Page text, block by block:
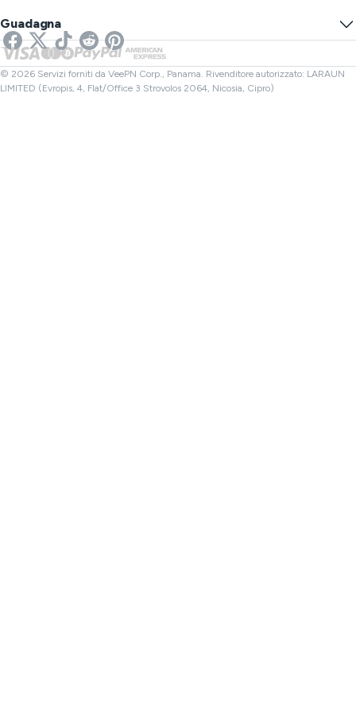
VPN per Streaming
VPN per Netflix
SMS online
Controllo Link
Controllo File
VPN Regno Unito
VPN Canada
VPN Turchia
Guadagna
Affiliati
© 2026 Servizi forniti da VeePN Corp., Panama. Rivenditore autorizzato: LARAUN
LIMITED (Evropis, 4, Flat/Office 3 Strovolos 2064, Nicosia, Cipro)